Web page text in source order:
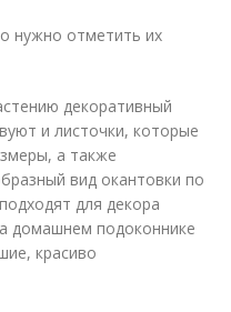
нужно отметить их
декоративный
и листочки, которые
а также
вид окантовки по
для декора
домашнем подоконнике
красиво